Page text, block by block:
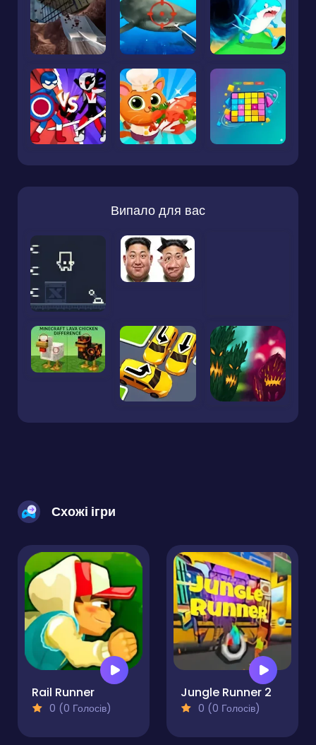
Випало для вас
Схожі ігри
Rail Runner
0 (0 Голосів)
Jungle Runner 2
0 (0 Голосів)